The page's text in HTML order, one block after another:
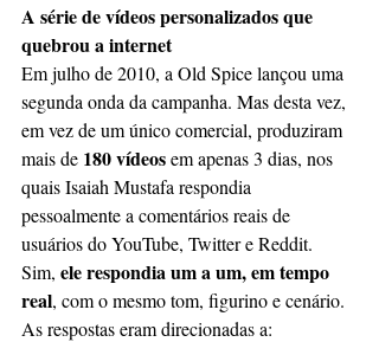
A série de vídeos personalizados que
quebrou a internet
Em julho de 2010, a Old Spice lançou uma
segunda onda da campanha. Mas desta vez,
em vez de um único comercial, produziram
mais de 180 vídeos em apenas 3 dias, nos
quais Isaiah Mustafa respondia
pessoalmente a comentários reais de
usuários do YouTube, Twitter e Reddit.
Sim, ele respondia um a um, em tempo
real, com o mesmo tom, figurino e cenário.
As respostas eram direcionadas a: